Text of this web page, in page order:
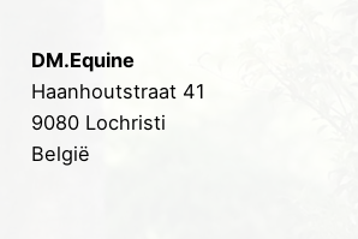
DM.Equine
Haanhoutstraat 41
9080 Lochristi
België